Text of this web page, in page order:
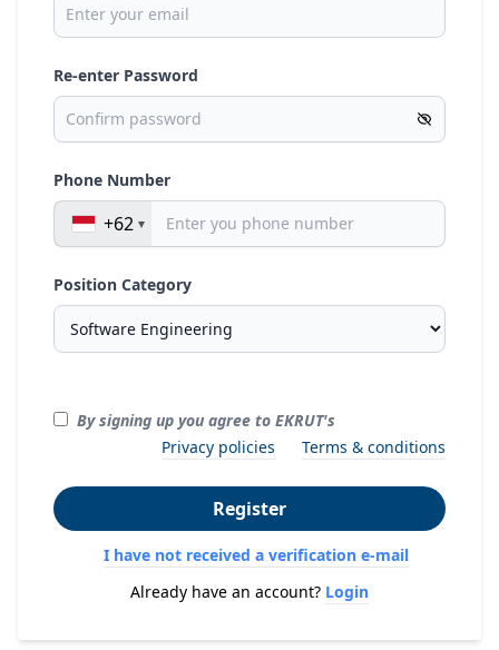
Re-enter Password
Phone Number
+62
Position Category
By signing up you agree to EKRUT's
Privacy policies
Terms & conditions
Register
I have not received a verification e-mail
Already have an account? Login